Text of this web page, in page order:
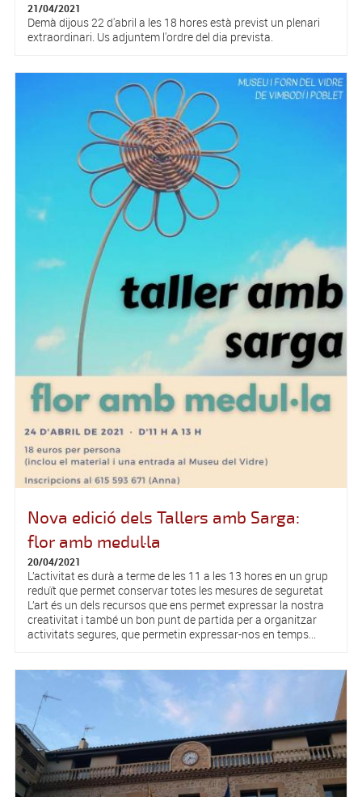
21/04/2021
Demà dijous 22 d'abril a les 18 hores està previst un plenari
extraordinari. Us adjuntem l'ordre del dia prevista.
Nova edició dels Tallers amb Sarga:
flor amb medul·la
20/04/2021
L’activitat es durà a terme de les 11 a les 13 hores en un grup
reduït que permet conservar totes les mesures de seguretat
L’art és un dels recursos que ens permet expressar la nostra
creativitat i també un bon punt de partida per a organitzar
activitats segures, que permetin expressar-nos en temps...